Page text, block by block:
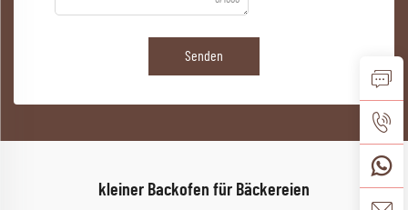
Senden
kleiner Backofen für Bäckereien